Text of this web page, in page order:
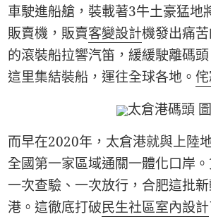
車駛進船艙，裝載著3牛土豪猛地
販賣機，販賣客變設計機發出痛
的滾裝船拉響汽笛，緩緩駛離碼
這里集結裝船，運往全球各地。
太倉港碼頭
而早在2020年，太倉港就與上陸
全國第一家區域通關一體化口岸
一次查驗、一次放行，合肥這批
港。這徹底打破民生社區室內設計